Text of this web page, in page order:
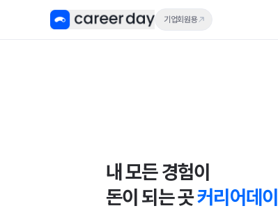
기업회원용
내 모든 경험이
돈이 되는 곳커리어데이